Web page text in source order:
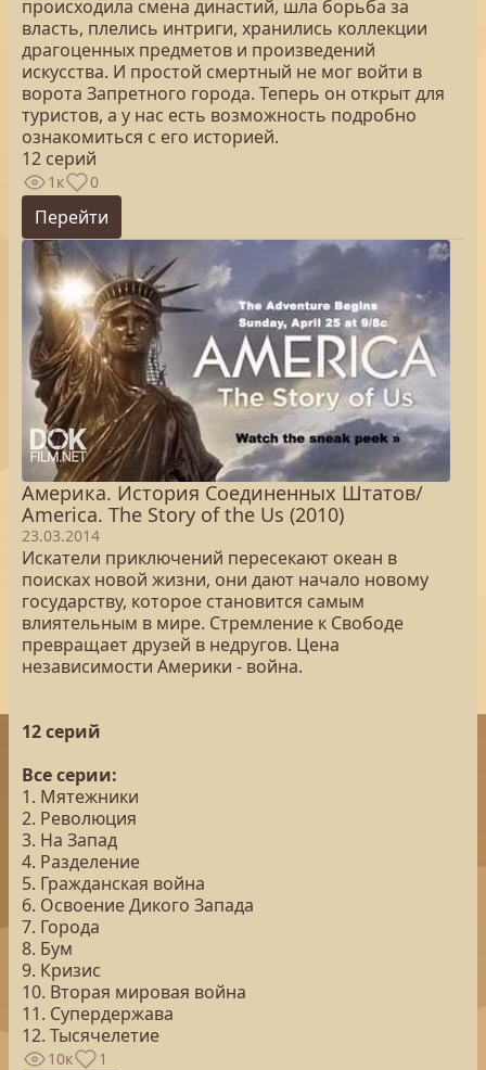
происходила смена династий, шла борьба за
власть, плелись интриги, хранились коллекции
драгоценных предметов и произведений
искусства. И простой смертный не мог войти в
ворота Запретного города. Теперь он открыт для
туристов, а у нас есть возможность подробно
ознакомиться с его историей.
12 серий
1к 0
Перейти
Америка. История Соединенных Штатов/
America. The Story of the Us (2010)
23.03.2014
Искатели приключений пересекают океан в
поисках новой жизни, они дают начало новому
государству, которое становится самым
влиятельным в мире. Стремление к Свободе
превращает друзей в недругов. Цена
независимости Америки - война.
12 серий
Все серии:
1. Мятежники
2. Революция
3. На Запад
4. Разделение
5. Гражданская война
6. Освоение Дикого Запада
7. Города
8. Бум
9. Кризис
10. Вторая мировая война
11. Супердержава
12. Тысячелетие
10к 1